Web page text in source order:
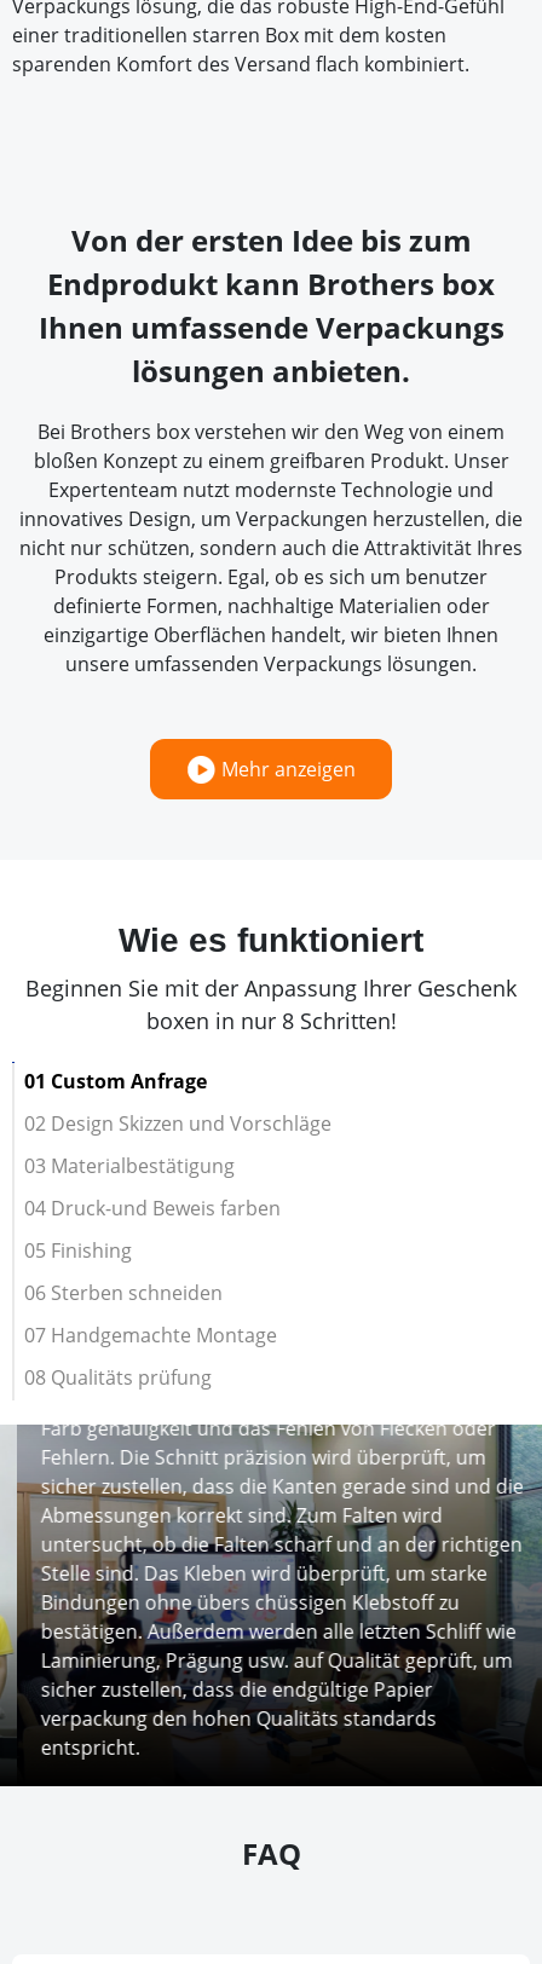
Verpackungs lösung, die das robuste High-End-Gefühl
einer traditionellen starren Box mit dem kosten
sparenden Komfort des Versand flach kombiniert.
Von der ersten Idee bis zum
Endprodukt kann Brothers box
Ihnen umfassende Verpackungs
lösungen anbieten.
Bei Brothers box verstehen wir den Weg von einem
bloßen Konzept zu einem greifbaren Produkt. Unser
Expertenteam nutzt modernste Technologie und
innovatives Design, um Verpackungen herzustellen, die
nicht nur schützen, sondern auch die Attraktivität Ihres
Produkts steigern. Egal, ob es sich um benutzer
definierte Formen, nachhaltige Materialien oder
einzigartige Oberflächen handelt, wir bieten Ihnen
unsere umfassenden Verpackungs lösungen.
Mehr anzeigen
Wie es funktioniert
Beginnen Sie mit der Anpassung Ihrer Geschenk
boxen in nur 8 Schritten!
01 Custom Anfrage
02 Design Skizzen und Vorschläge
03 Materialbestätigung
04 Druck-und Beweis farben
05 Finishing
06 Sterben schneiden
07 Handgemachte Montage
08 Qualitäts prüfung
Qualitäts prüfung ist von entscheidender Bedeutung.
Es überprüft die gedruckten Grafiken auf Klarheit,
Farb genauigkeit und das Fehlen von Flecken oder
Fehlern. Die Schnitt präzision wird überprüft, um
sicher zustellen, dass die Kanten gerade sind und die
Abmessungen korrekt sind. Zum Falten wird
untersucht, ob die Falten scharf und an der richtigen
Stelle sind. Das Kleben wird überprüft, um starke
Bindungen ohne übers chüssigen Klebstoff zu
bestätigen. Außerdem werden alle letzten Schliff wie
Laminierung, Prägung usw. auf Qualität geprüft, um
sicher zustellen, dass die endgültige Papier
verpackung den hohen Qualitäts standards
entspricht.
FAQ